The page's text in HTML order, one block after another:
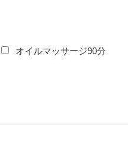
オイルマッサージ90分